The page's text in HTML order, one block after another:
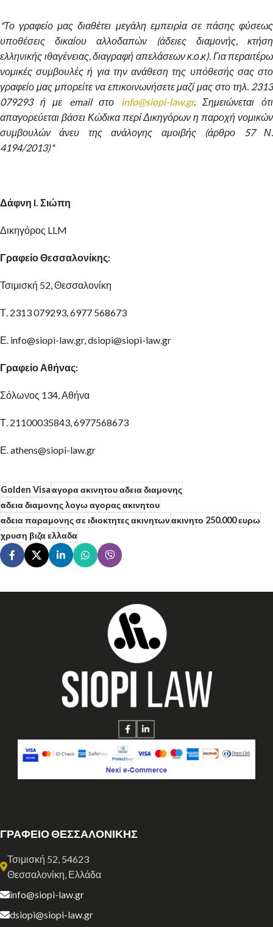
*Το γραφείο μας διαθέτει μεγάλη εμπειρία σε πάσης φύσεως
υποθέσεις δικαίου αλλοδαπών (άδειες διαμονής, κτήση
ελληνικής ιθαγένειας, διαγραφή απελάσεων κ.ο.κ). Για περαιτέρω
νομικές συμβουλές ή για την ανάθεση της υπόθεσής σας στο
γραφείο μας μπορείτε να επικοινωνήσετε μαζί μας στο τηλ. 2313
079293 ή με email στο info@siopi-law.gr. Σημειώνεται ότι
απαγορεύεται βάσει Κώδικα περί Δικηγόρων η παροχή νομικών
συμβουλών άνευ της ανάλογης αμοιβής (άρθρο 57 Ν.
4194/2013)*
Δάφνη I. Σιώπη
Δικηγόρος LLM
Γραφείο Θεσσαλονίκης:
Τσιμισκή 52, Θεσσαλονίκη
Τ. 2313 079293, 6977 568673
Ε. info@siopi-law.gr, dsiopi@siopi-law.gr
Γραφείο Αθήνας:
Σόλωνος 134, Αθήνα
Τ. 21100035843, 6977568673
Ε. athens@siopi-law.gr
Golden Visaαγορα ακινητου αδεια διαμονης
αδεια διαμονης λογω αγορας ακινητου
αδεια παραμονης σε ιδιοκτητες ακινητωνακινητο 250.000 ευρω
χρυση βιζα ελλαδα
ΓΡΑΦΕΙΟ ΘΕΣΣΑΛΟΝΙΚΗΣ
Τσιμισκή 52, 54623
Θεσσαλονίκη, Ελλάδα
info@siopi-law.gr
dsiopi@siopi-law.gr